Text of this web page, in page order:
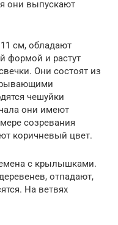
они выпускают
см, обладают
формой и растут
Они состоят из
чешуйки
они имеют
созревания
коричневый цвет.
с крылышками.
отпадают,
На ветвях